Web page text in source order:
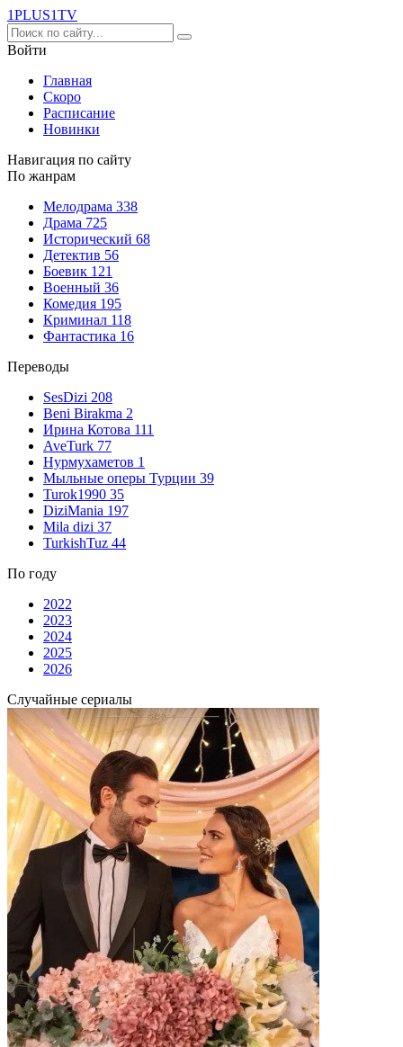
1PLUS1TV
Войти
Главная
Скоро
Расписание
Новинки
Навигация по сайту
По жанрам
Мелодрама 338
Драма 725
Исторический 68
Детектив 56
Боевик 121
Военный 36
Комедия 195
Криминал 118
Фантастика 16
Переводы
SesDizi 208
Beni Birakma 2
Ирина Котова 111
AveTurk 77
Нурмухаметов 1
Мыльные оперы Турции 39
Turok1990 35
DiziMania 197
Mila dizi 37
TurkishTuz 44
По году
2022
2023
2024
2025
2026
Случайные сериалы